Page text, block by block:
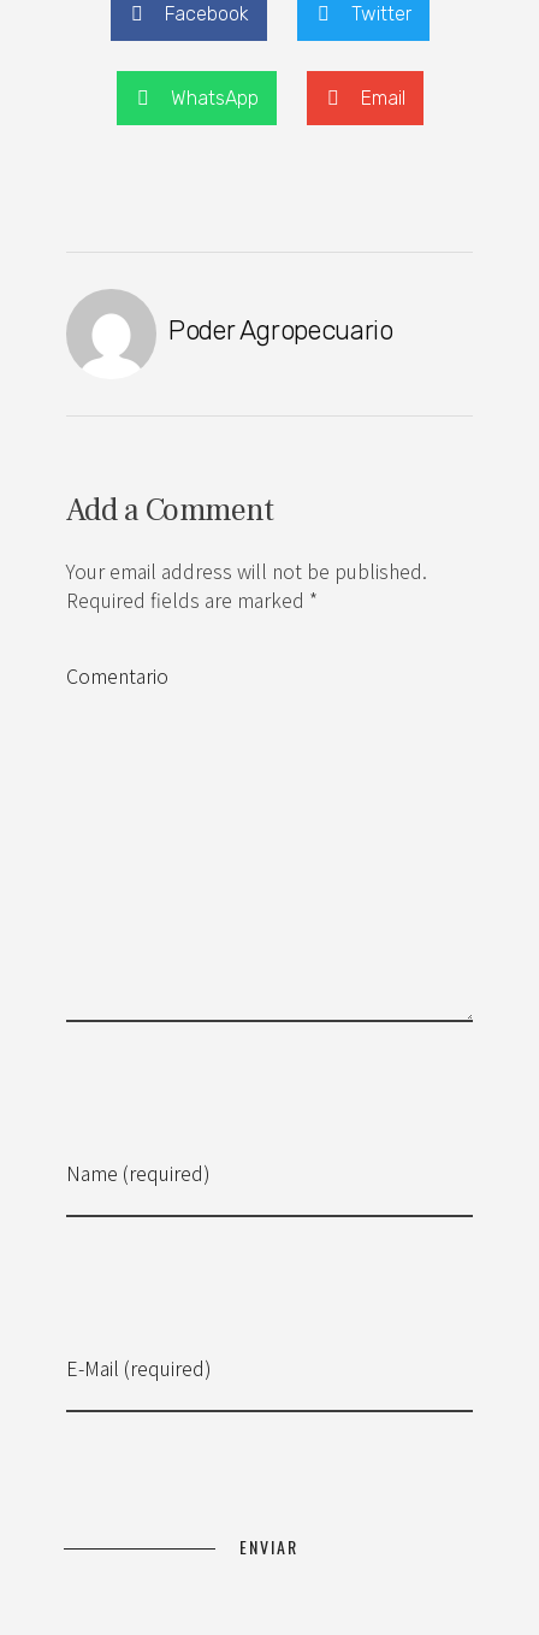
Facebook Twitter
WhatsApp Email
Poder Agropecuario
Add a Comment
Your email address will not be published.
Required fields are marked *
Name (required)
E-Mail (required)
Comentario